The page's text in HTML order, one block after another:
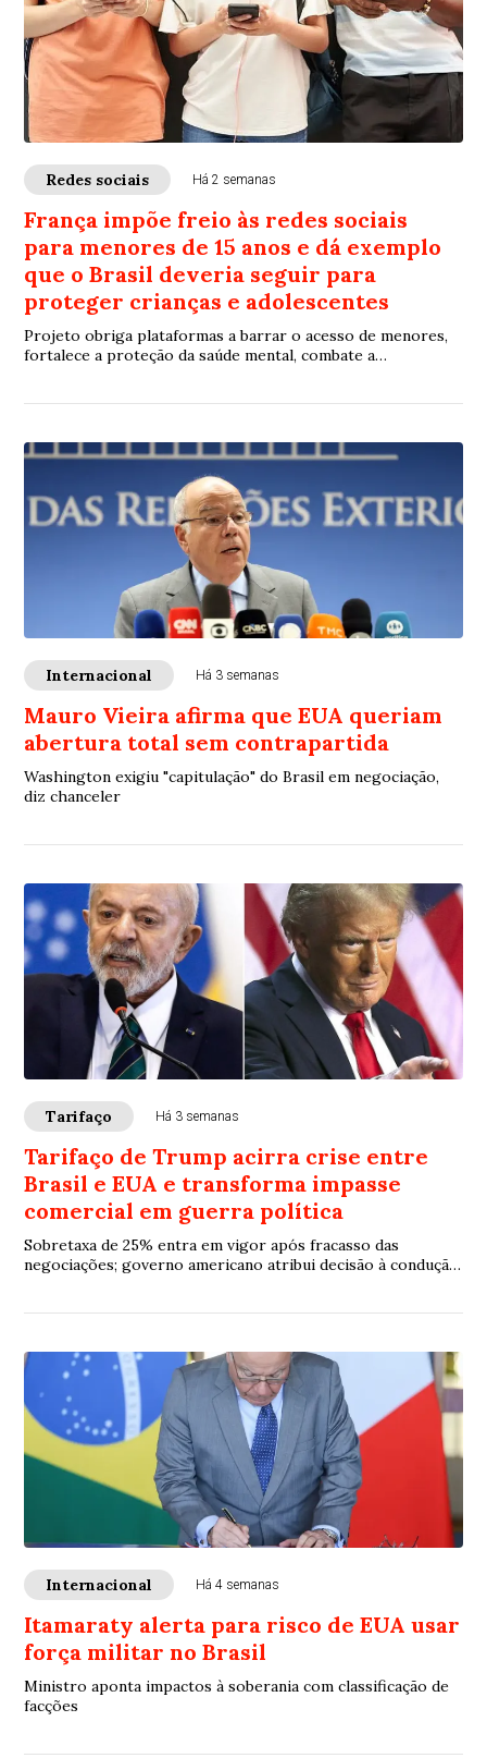
Redes sociais Há 2 semanas
França impõe freio às redes sociais
para menores de 15 anos e dá exemplo
que o Brasil deveria seguir para
proteger crianças e adolescentes
Projeto obriga plataformas a barrar o acesso de menores,
fortalece a proteção da saúde mental, combate a
Internacional Há 3 semanas
Mauro Vieira afirma que EUA queriam
abertura total sem contrapartida
Washington exigiu "capitulação" do Brasil em negociação,
diz chanceler
Tarifaço Há 3 semanas
Tarifaço de Trump acirra crise entre
Brasil e EUA e transforma impasse
comercial em guerra política
Sobretaxa de 25% entra em vigor após fracasso das
negociações; governo americano atribui decisão à condução
Internacional Há 4 semanas
Itamaraty alerta para risco de EUA usar
força militar no Brasil
Ministro aponta impactos à soberania com classificação de
facções